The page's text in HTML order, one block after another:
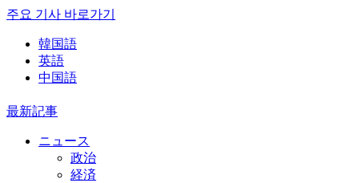
주요 기사 바로가기
韓国語
英語
中国語
最新記事
ニュース
政治
経済